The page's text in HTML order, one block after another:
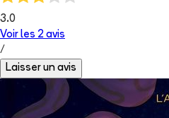
3.0
Voir les 2 avis
/
Laisser un avis